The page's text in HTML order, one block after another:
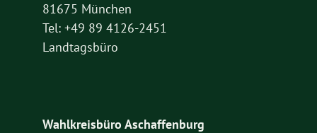
81675 München
Tel: +49 89 4126-2451
Landtagsbüro
Wahlkreisbüro Aschaffenburg